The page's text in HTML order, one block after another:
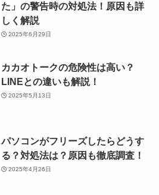
た」の警告時の対処法！原因も詳
しく解説
2025年6月29日
カカオトークの危険性は高い？
LINEとの違いも解説！
2025年5月13日
パソコンがフリーズしたらどうす
る？対処法は？原因も徹底調査！
2025年4月26日